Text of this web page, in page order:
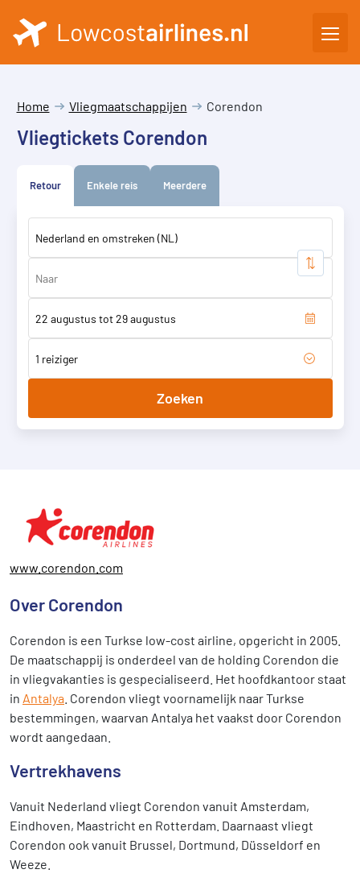
Home Vliegmaatschappijen Corendon
Vliegtickets Corendon
Retour Enkele reis Meerdere
1 reiziger
Zoeken
www.corendon.com
Over Corendon
Corendon is een Turkse low-cost airline, opgericht in 2005.
De maatschappij is onderdeel van de holding Corendon die
in vliegvakanties is gespecialiseerd. Het hoofdkantoor staat
in Antalya . Corendon vliegt voornamelijk naar Turkse
bestemmingen, waarvan Antalya het vaakst door Corendon
wordt aangedaan.
Vertrekhavens
Vanuit Nederland vliegt Corendon vanuit Amsterdam,
Eindhoven, Maastricht en Rotterdam. Daarnaast vliegt
Corendon ook vanuit Brussel, Dortmund, Düsseldorf en
Weeze.